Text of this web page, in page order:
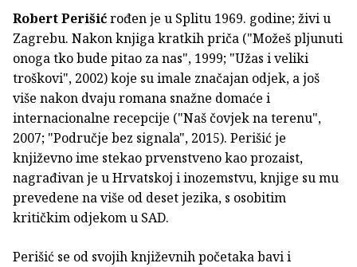
Robert Perišićrođen je u Splitu 1969. godine; živi u
Zagrebu. Nakon knjiga kratkih priča ("Možeš pljunuti
onoga tko bude pitao za nas", 1999; "Užas i veliki
troškovi", 2002) koje su imale značajan odjek, a još
više nakon dvaju romana snažne domaće i
internacionalne recepcije ("Naš čovjek na terenu",
2007; "Područje bez signala", 2015). Perišić je
književno ime stekao prvenstveno kao prozaist,
nagrađivan je u Hrvatskoj i inozemstvu, knjige su mu
prevedene na više od deset jezika, s osobitim
kritičkim odjekom u SAD.
Perišić se od svojih književnih početaka bavi i